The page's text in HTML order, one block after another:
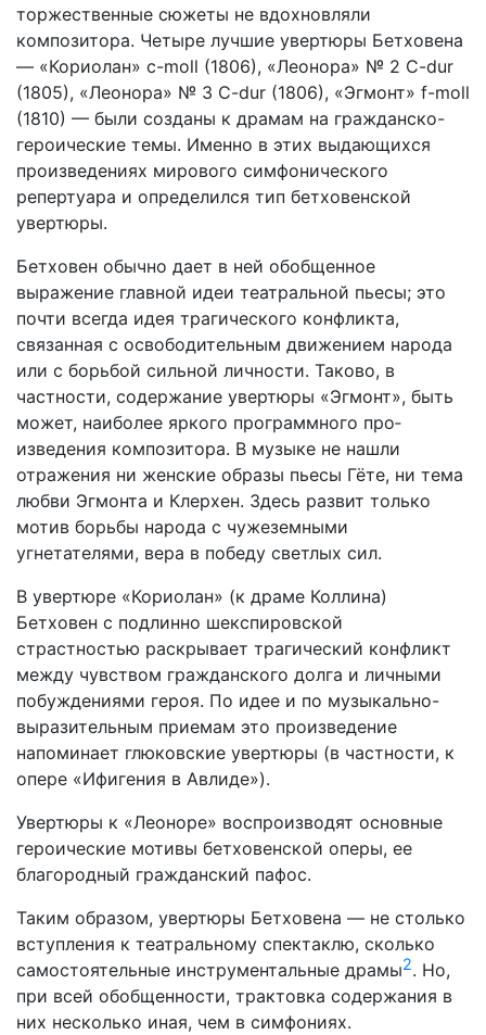
торжественные сюжеты не вдохновляли
композитора. Четыре лучшие увертюры Бетховена
— «Кориолан» c-moll (1806), «Леоно­ра» № 2 C-dur
(1805), «Леонора» № 3 C-dur (1806), «Эгмонт» f-moll
(1810) — были созданы к драмам на гражданско-
героические темы. Именно в этих выдающихся
произведениях мирового симфонического
репертуара и определился тип бетховенской
увертюры.
Бетховен обычно дает в ней обобщенное
выражение главной идеи театральной пьесы; это
почти всегда идея трагического конфликта,
связанная с освободительным движением народа
или с борьбой сильной личности. Таково, в
частности, содержание увер­тюры «Эгмонт», быть
может, наиболее яркого программного про­
изведения композитора. В музыке не нашли
отражения ни жен­ские образы пьесы Гёте, ни тема
любви Эгмонта и Клерхен. Здесь развит только
мотив борьбы народа с чужеземными
угнетателями, вера в победу светлых сил.
В увертюре «Кориолан» (к драме Коллина)
Бетховен с подлин­но шекспировской
страстностью раскрывает трагический конфликт
между чувством гражданского долга и личными
побуждениями ге­роя. По идее и по музыкально-
выразительным приемам это произ­ведение
напоминает глюковские увертюры (в частности, к
опере «Ифигения в Авлиде»).
Увертюры к «Леоноре» воспроизводят основные
героические мотивы бетховенской оперы, ее
благородный гражданский пафос.
Таким образом, увертюры Бетховена — не столько
вступления к театральному спектаклю, сколько
самостоятельные инструментальные драмы2. Но,
при всей обобщенности, трактовка содержа­ния в
них несколько иная, чем в симфониях.